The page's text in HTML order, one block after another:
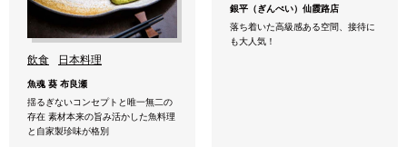
飲食 日本料理
魚魂 葵 布良瀬
揺るぎないコンセプトと唯一無二の
存在 素材本来の旨み活かした魚料理
と自家製珍味が格別
銀平（ぎんぺい）仙霞路店
落ち着いた高級感ある空間、接待に
も大人気！